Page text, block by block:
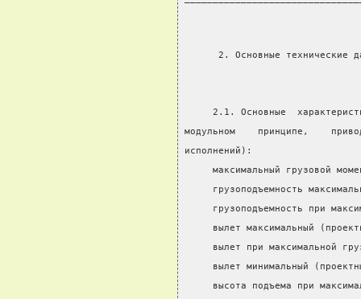
2. Основные технические
2.1. Основные
модульном    принципе,
исполнений):
максимальный грузовой
грузоподъемность
грузоподъемность при
вылет максимальный
вылет при максимальной
вылет минимальный
высота подъема при